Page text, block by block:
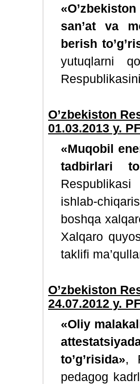
san’at va
berish
yutuqlarni
O’zbekiston
01.03.2013 y.
«Muqobil
tadbirlari
Respublikasi
ishlab-
boshqa
Xalqaro
taklifi
O’zbekiston
24.07.2012 y.
«Oliy
to’g’risida»,
pedagog